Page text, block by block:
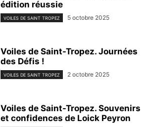
édition réussie
VOILES DE SAINT TROPEZ 5 octobre 2025
Voiles de Saint-Tropez. Journées
des Défis !
VOILES DE SAINT TROPEZ 2 octobre 2025
Voiles de Saint-Tropez. Souvenirs
et confidences de Loick Peyron